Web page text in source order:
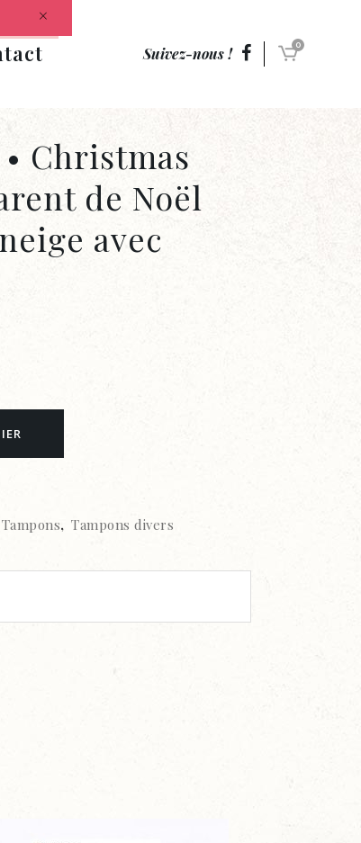
Suivez-nous ! 0
Christmas
de Noël
avec
Tampons, Tampons divers